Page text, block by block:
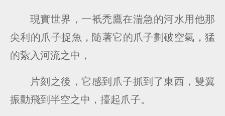
現實世界，一衹禿鷹在湍急的河水用他那
尖利的爪子捉魚，隨著它的爪子劃破空氣，猛
的紥入河流之中，
片刻之後，它感到爪子抓到了東西，雙翼
振動飛到半空之中，擡起爪子。